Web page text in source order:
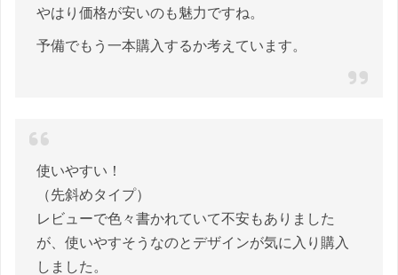
やはり価格が安いのも魅力ですね。
予備でもう一本購入するか考えています。
使いやすい！
（先斜めタイプ）
レビューで色々書かれていて不安もありました
が、使いやすそうなのとデザインが気に入り購入
しました。